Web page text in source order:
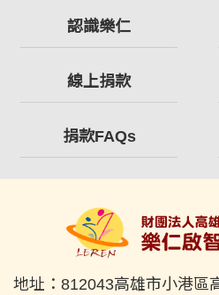
認識樂仁
線上捐款
捐款FAQs
地址： 812043高雄市小港區